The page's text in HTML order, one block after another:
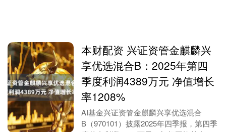
本财配资 兴证资管金麒麟兴
享优选混合B：2025年第四
季度利润4389万元 净值增长
率1208%
AI基金兴证资管金麒麟兴享优选混合
B（970101）披露2025年四季报，第四季